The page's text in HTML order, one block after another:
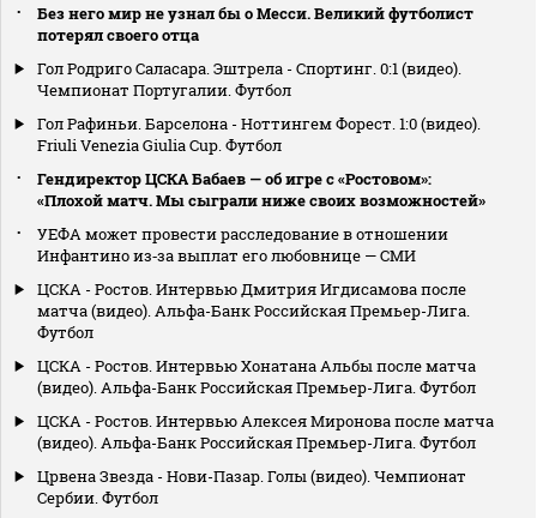
Без него мир не узнал бы о Месси. Великий футболист
потерял своего отца
Гол Родриго Саласара. Эштрела - Спортинг. 0:1 (видео).
Чемпионат Португалии. Футбол
Гол Рафиньи. Барселона - Ноттингем Форест. 1:0 (видео).
Friuli Venezia Giulia Cup. Футбол
Гендиректор ЦСКА Бабаев — об игре с «Ростовом»:
«Плохой матч. Мы сыграли ниже своих возможностей»
УЕФА может провести расследование в отношении
Инфантино из‑за выплат его любовнице — СМИ
ЦСКА - Ростов. Интервью Дмитрия Игдисамова после
матча (видео). Альфа-Банк Российская Премьер-Лига.
Футбол
ЦСКА - Ростов. Интервью Хонатана Альбы после матча
(видео). Альфа-Банк Российская Премьер-Лига. Футбол
ЦСКА - Ростов. Интервью Алексея Миронова после матча
(видео). Альфа-Банк Российская Премьер-Лига. Футбол
Црвена Звезда - Нови-Пазар. Голы (видео). Чемпионат
Сербии. Футбол